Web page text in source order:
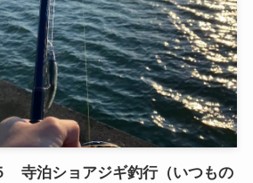
寺泊ショアジギ釣行（いつもの